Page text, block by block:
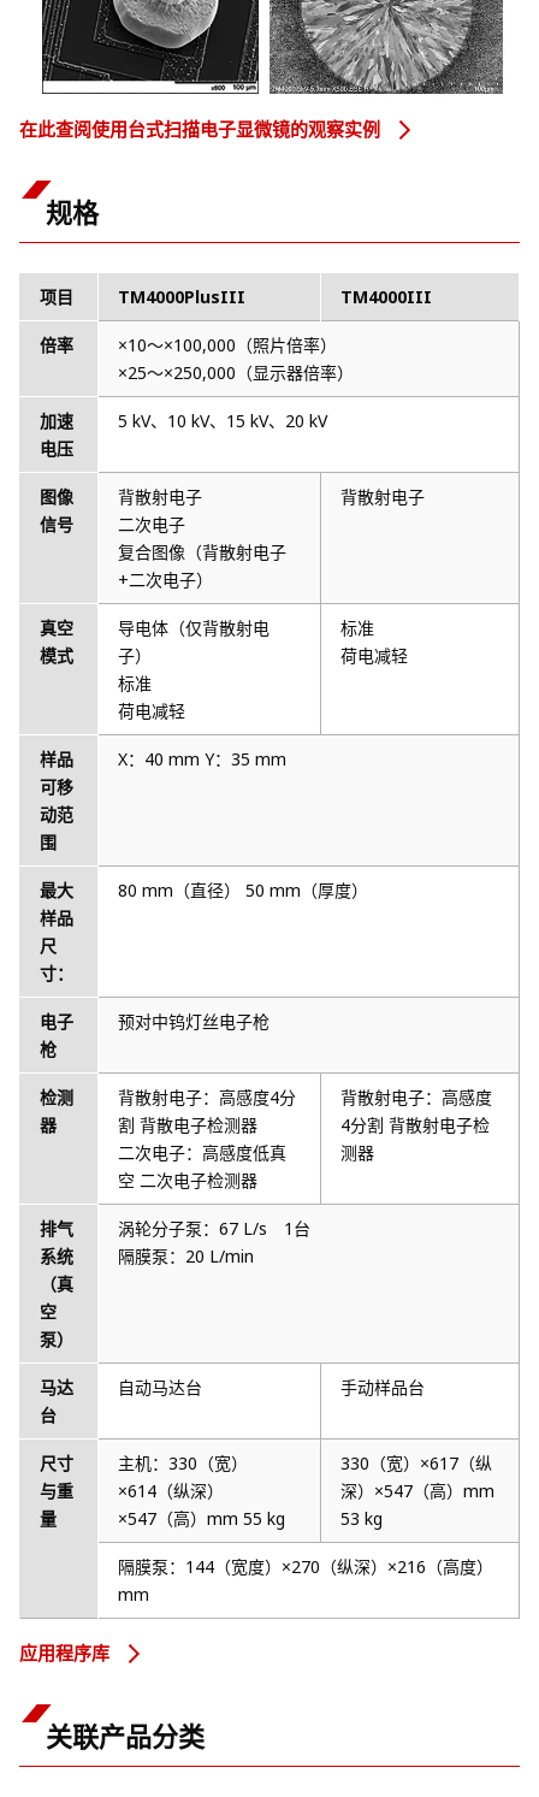
在此查阅使用台式扫描电子显微镜的观察实例
规格
项目 TM4000PlusIII TM4000III
倍率
×10～×100,000（照片倍率）
×25～×250,000（显示器倍率）
加速
电压
5 kV、10 kV、15 kV、20 kV
图像
信号
背散射电子
二次电子
复合图像（背散射电子
+二次电子）
背散射电子
真空
模式
导电体（仅背散射电
子）
标准
荷电减轻
标准
荷电减轻
样品
可移
动范
围
X：40 mm Y：35 mm
最大
样品
尺
寸：
80 mm（直径） 50 mm（厚度）
电子
枪
预对中钨灯丝电子枪
检测
器
背散射电子：高感度4分
割 背散电子检测器
二次电子：高感度低真
空 二次电子检测器
背散射电子：高感度
4分割 背散射电子检
测器
排气
系统
（真
空
泵）
涡轮分子泵：67 L/s 1台
隔膜泵：20 L/min
马达
台
自动马达台 手动样品台
尺寸
与重
量
主机：330（宽）
×614（纵深）
×547（高）mm 55 kg
330（宽）×617（纵
深）×547（高）mm
53 kg
隔膜泵：144（宽度）×270（纵深）×216（高度）
mm
应用程序库
关联产品分类